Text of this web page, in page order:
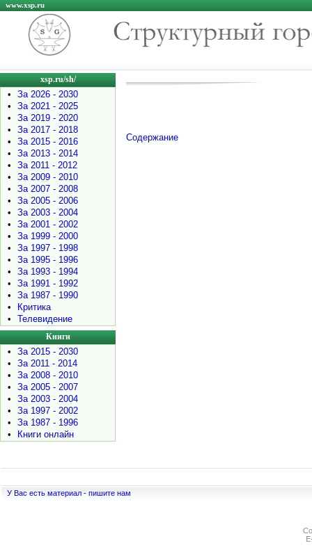
www.xsp.ru
xsp.ru/sh/
•
За 2026 - 2030
•
За 2021 - 2025
•
За 2019 - 2020
•
За 2017 - 2018
•
За 2015 - 2016
•
За 2013 - 2014
•
За 2011 - 2012
•
За 2009 - 2010
•
За 2007 - 2008
•
За 2005 - 2006
•
За 2003 - 2004
•
За 2001 - 2002
•
За 1999 - 2000
•
За 1997 - 1998
•
За 1995 - 1996
•
За 1993 - 1994
•
За 1991 - 1992
•
За 1987 - 1990
•
Критика
•
Телевидение
Книги
•
За 2015 - 2030
•
За 2011 - 2014
•
За 2008 - 2010
•
За 2005 - 2007
•
За 2003 - 2004
•
За 1997 - 2002
•
За 1987 - 1996
•
Книги онлайн
Содержание
У Вас есть материал - пишите нам